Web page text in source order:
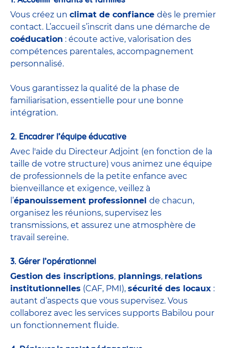
Vous créez un climat de confiance dès le premier
contact. L’accueil s’inscrit dans une démarche de
coéducation : écoute active, valorisation des
compétences parentales, accompagnement
personnalisé.
Vous garantissez la qualité de la phase de
familiarisation, essentielle pour une bonne
intégration.
2. Encadrer l’équipe éducative
Avec l'aide du Directeur Adjoint (en fonction de la
taille de votre structure) vous animez une équipe
de professionnels de la petite enfance avec
bienveillance et exigence, veillez à
l’épanouissement professionnel de chacun,
organisez les réunions, supervisez les
transmissions, et assurez une atmosphère de
travail sereine.
3. Gérer l’opérationnel
Gestion des inscriptions, plannings, relations
institutionnelles (CAF, PMI), sécurité des locaux :
autant d’aspects que vous supervisez. Vous
collaborez avec les services supports Babilou pour
un fonctionnement fluide.